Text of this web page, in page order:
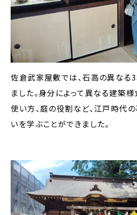
佐倉武家屋敷では、石高の異なる
ました。身分によって異なる建築
使い方、庭の役割など、江戸時代
いを学ぶことができました。